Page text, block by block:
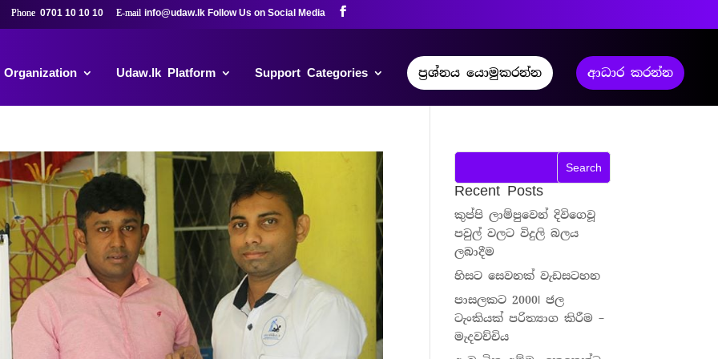
0701 10 10 10 info@udaw.lk
Udaw.lk Platform Support Categories ප්‍රශ්නය යොමුකරන්න ආධාර කරන්න
Recent Posts
කුප්පි ලාම්පුවෙන් දිවිගෙවූ
පවුල් වලට විදුලි බලය
ලබාදීම
හිසට සෙවනක් වැඩසටහන
පාසලකට 2000l ජල
ටැංකියක් පරිත්‍යාග කිරීම –
මැදවච්චිය